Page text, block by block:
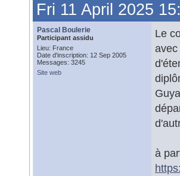
Fri 11 April 2025
Pascal Boulerie
Participant assidu
Lieu: France
Date d'inscription: 12 Sep 2005
Messages: 3245
Site web
Le
à